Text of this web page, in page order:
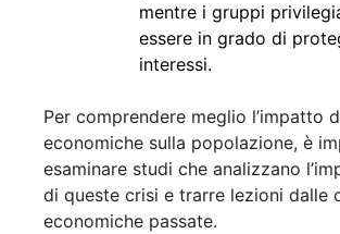
mentre i gruppi
essere in grado di
interessi.
Per comprendere meglio l’impatto
economiche sulla popolazione, è
esaminare studi che analizzano
di queste crisi e trarre lezioni dalle
economiche passate.